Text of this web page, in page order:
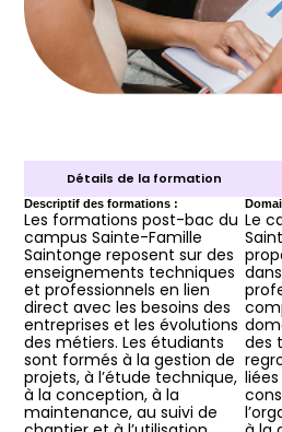
Détails de la formation
Descriptif des formations :
Les formations post-bac du
campus Sainte-Famille
Saintonge reposent sur des
enseignements techniques
et professionnels en lien
direct avec les besoins des
entreprises et les évolutions
des métiers. Les étudiants
sont formés à la gestion de
projets, à l’étude technique,
à la conception, à la
maintenance, au suivi de
Le
des